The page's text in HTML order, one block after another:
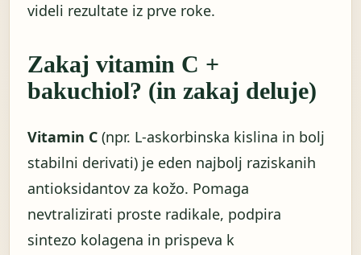
videli rezultate iz prve roke.
Zakaj vitamin C +
bakuchiol? (in zakaj deluje)
Vitamin C (npr. L-askorbinska kislina in bolj
stabilni derivati) je eden najbolj raziskanih
antioksidantov za kožo. Pomaga
nevtralizirati proste radikale, podpira
sintezo kolagena in prispeva k